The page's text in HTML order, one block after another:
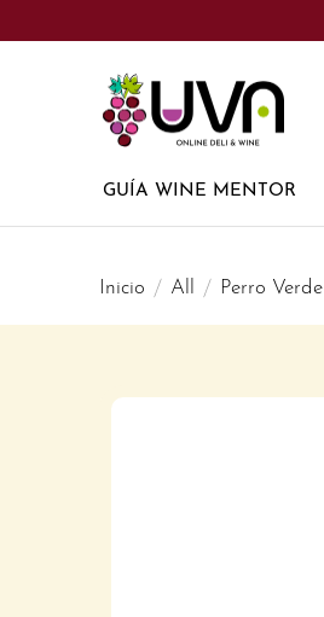
UVA
Tienda
de
vinos
GUÍA WINE MENTOR
Inicio All Perro Verde